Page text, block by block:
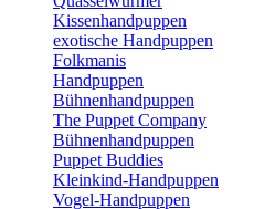
Kissenhandpuppen
exotische Handpuppen
Folkmanis
Handpuppen
Bühnenhandpuppen
The Puppet Company
Bühnenhandpuppen
Puppet Buddies
Kleinkind-Handpuppen
Vogel-Handpuppen